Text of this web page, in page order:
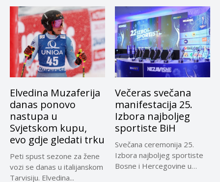
Elvedina Muzaferija
danas ponovo
nastupa u
Svjetskom kupu,
evo gdje gledati trku
Peti spust sezone za žene
vozi se danas u italijanskom
Tarvisiju. Elvedina...
Večeras svečana
manifestacija 25.
Izbora najboljeg
sportiste BiH
Svečana ceremonija 25.
Izbora najboljeg sportiste
Bosne i Hercegovine u